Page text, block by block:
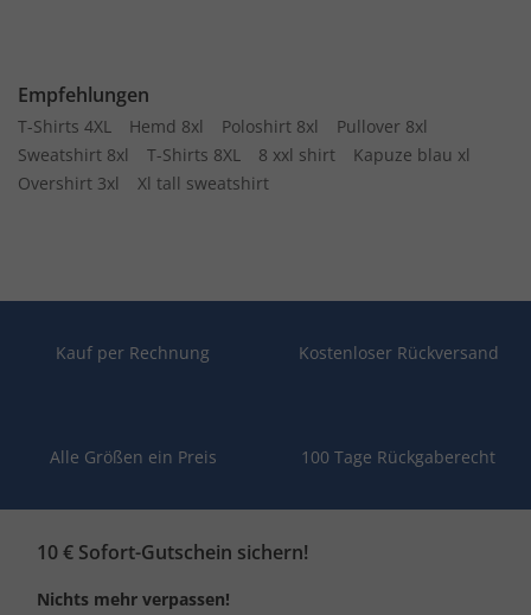
Empfehlungen
T-Shirts 4XL Hemd 8xl Poloshirt 8xl
Pullover 8xl
Sweatshirt 8xl
T-Shirts 8XL 8 xxl shirt
Kapuze blau xl
Overshirt 3xl
Xl tall sweatshirt
Kauf per Rechnung Kostenloser Rückversand
Alle Größen ein Preis 100 Tage Rückgaberecht
10 € Sofort-Gutschein sichern!
Nichts mehr verpassen!